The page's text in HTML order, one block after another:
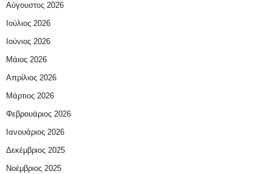
Αύγουστος 2026
Ιούλιος 2026
Ιούνιος 2026
Μάιος 2026
Απρίλιος 2026
Μάρτιος 2026
Φεβρουάριος 2026
Ιανουάριος 2026
Δεκέμβριος 2025
Νοέμβριος 2025